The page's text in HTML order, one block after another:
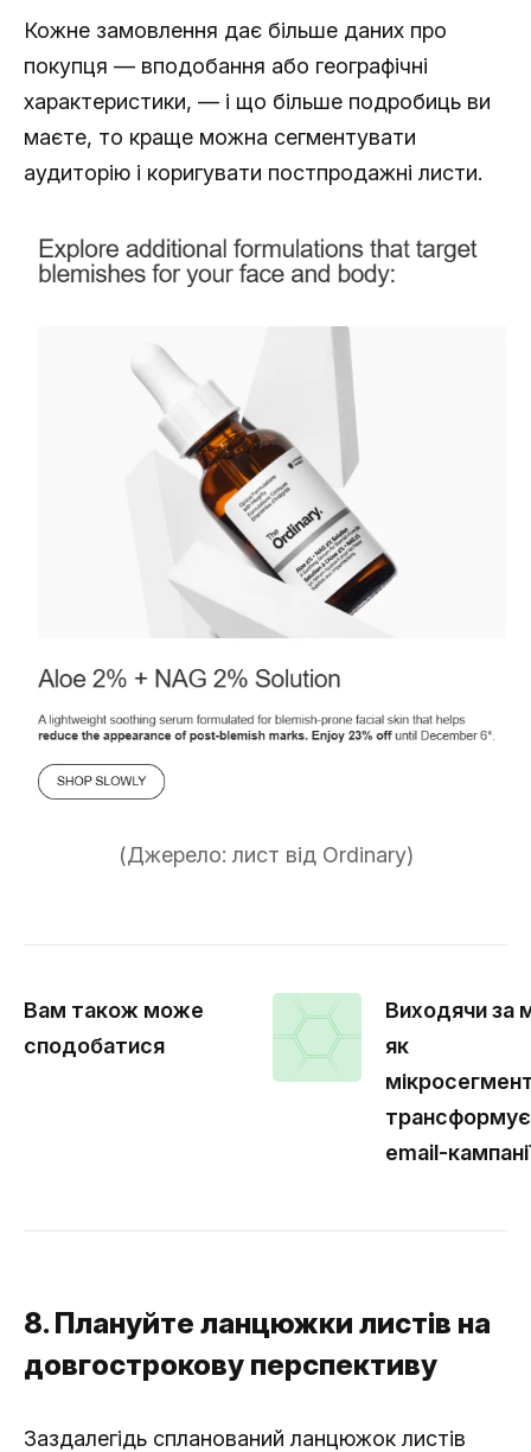
Кожне замовлення дає більше даних про
покупця — вподобання або географічні
характеристики, — і що більше подробиць ви
маєте, то краще можна сегментувати
аудиторію і коригувати постпродажні листи.
(Джерело: лист від Ordinary)
Вам також може
сподобатися
Виходячи за
як
трансформує
email-
8. Плануйте ланцюжки листів на
довгострокову перспективу
Заздалегідь спланований ланцюжок листів